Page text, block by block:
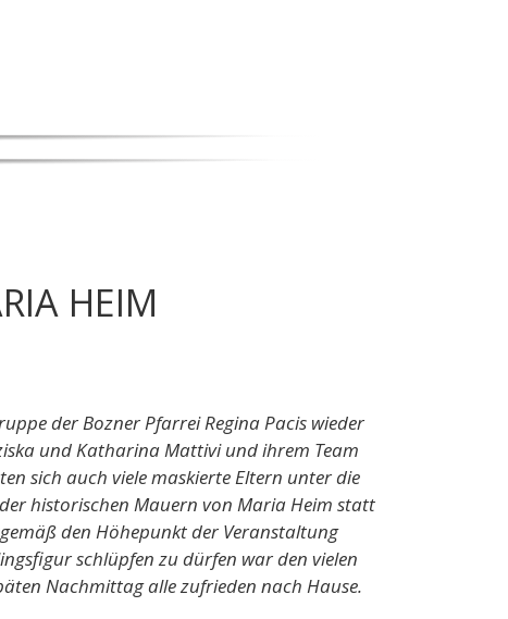
HEIM
der Bozner Pfarrei Regina Pacis wieder
und Katharina Mattivi und ihrem Team
sich auch viele maskierte Eltern unter die
historischen Mauern von Maria Heim statt
den Höhepunkt der Veranstaltung
schlüpfen zu dürfen war den vielen
Nachmittag alle zufrieden nach Hause.